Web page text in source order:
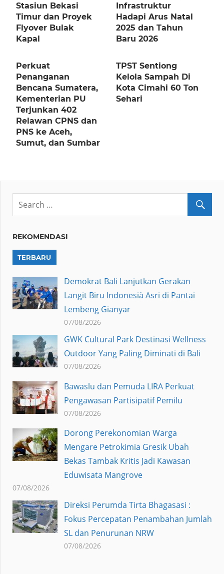
Stasiun Bekasi
Timur dan Proyek
Flyover Bulak
Kapal
Infrastruktur
Hadapi Arus Natal
2025 dan Tahun
Baru 2026
Perkuat
Penanganan
Bencana Sumatera,
Kementerian PU
Terjunkan 402
Relawan CPNS dan
PNS ke Aceh,
Sumut, dan Sumbar
TPST Sentiong
Kelola Sampah Di
Kota Cimahi 60 Ton
Sehari
REKOMENDASI
TERBARU
Demokrat Bali Lanjutkan Gerakan
Langit Biru Indonesià Asri di Pantai
Lembeng Gianyar
07/08/2026
GWK Cultural Park Destinasi Wellness
Outdoor Yang Paling Diminati di Bali
07/08/2026
Bawaslu dan Pemuda LIRA Perkuat
Pengawasan Partisipatif Pemilu
07/08/2026
Dorong Perekonomian Warga
Mengare Petrokimia Gresik Ubah
Bekas Tambak Kritis Jadi Kawasan
Eduwisata Mangrove
07/08/2026
Direksi Perumda Tirta Bhagasasi :
Fokus Percepatan Penambahan Jumlah
SL dan Penurunan NRW
07/08/2026